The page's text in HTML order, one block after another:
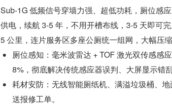
Sub-1G 低频信号穿墙力强、超低功耗，厕位感
供电，续航 3-5 年，不用开槽布线，3-5 天即可
5 公里，连片服务区多座公厕统一组网，大幅压
厕位感知：毫米波雷达 + TOF 激光双传感感
8%，彻底解决传统感应器误判、大屏显示错乱
耗材安防：无线智能厕纸机、满溢垃圾桶、
送报修工单。